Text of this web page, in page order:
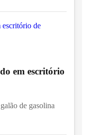
em escritório
de gasolina